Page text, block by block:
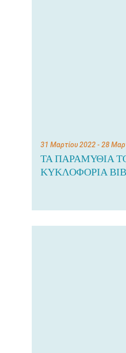
31 Μαρτίου 2022- 28
ΤΑ ΠΑΡΑΜΥΘΙΑ
ΚΥΚΛΟΦΟΡΙΑ